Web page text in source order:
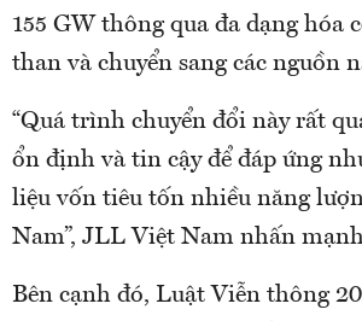
155 GW thông qua đa dạng hóa
than và chuyển sang các nguồn
“Quá trình chuyển đổi này rất
ổn định và tin cậy để đáp ứng
liệu vốn tiêu tốn nhiều năng
Nam”, JLL Việt Nam nhấn
Bên cạnh đó, Luật Viễn thông